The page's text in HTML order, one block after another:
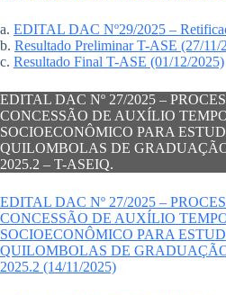
a. EDITAL DAC Nº29/2025 –
b. Resultado Preliminar T-ASE (27/11/
c. Resultado Final T-ASE (01/12/2025)
EDITAL DAC Nº 27/2025 –
CONCESSÃO DE AUXÍLIO
SOCIOECONÔMICO PARA
QUILOMBOLAS DE
2025.2 – T-ASEIQ.
EDITAL DAC Nº 27/2025 –
CONCESSÃO DE AUXÍLIO
SOCIOECONÔMICO PARA
QUILOMBOLAS DE
2025.2 (14/11/2025)